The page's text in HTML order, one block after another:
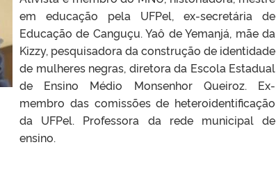
em educação pela UFPel, ex-secretária de
Educação de Canguçu. Yaô de Yemanjá, mãe da
Kizzy, pesquisadora da construção de identidade
de mulheres negras, diretora da Escola Estadual
de Ensino Médio Monsenhor Queiroz. Ex-
membro das comissões de heteroidentificação
da UFPel. Professora da rede municipal de
ensino.